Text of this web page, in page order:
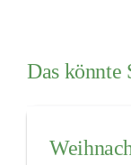
Das könnte